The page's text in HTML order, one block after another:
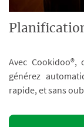
Avec
générez
rapide, et sans